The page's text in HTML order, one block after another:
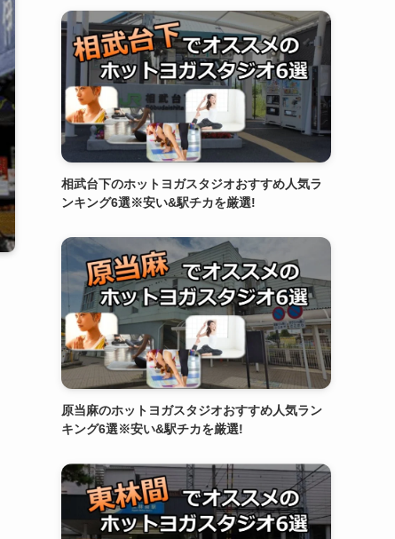
相武台下のホットヨガスタジオおすすめ人気ラ
ンキング6選※安い&駅チカを厳選!
原当麻のホットヨガスタジオおすすめ人気ラン
キング6選※安い&駅チカを厳選!